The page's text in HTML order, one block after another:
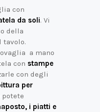
con
da soli. Vi
della
tavolo.
a mano
con stampe
con degli
per
potete
i piatti e